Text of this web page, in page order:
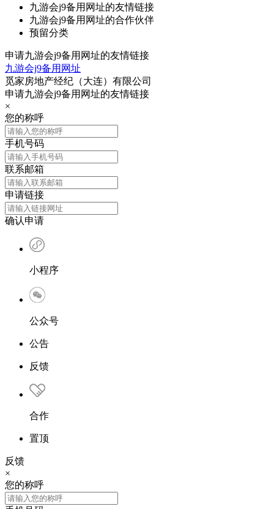
九游会j9备用网址的友情链接
九游会j9备用网址的合作伙伴
预留分类
申请九游会j9备用网址的友情链接
九游会j9备用网址
觅家房地产经纪（大连）有限公司
申请九游会j9备用网址的友情链接
×
您的称呼
手机号码
联系邮箱
申请链接
确认申请
小程序
公众号
公告
反馈
合作
置顶
反馈
×
您的称呼